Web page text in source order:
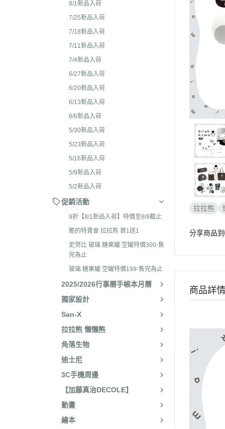
2026年3月 蜜茶熊 幸運
配色/櫻花盛開/san-x小
2025年12月 變裝馬年/
貓/愛漂亮/燙布貼風格
2025年11月 蜂蜜森林聖
羔羊毛/居家好物/SAN-X
2025年10月 等你回家/
宙/壽司職人/禮盒組/寫真
2025年9月 Mister Donut
基礎款/開學雜貨/萬
2025年8月 一番賞/廚房
2025年7月 電玩遊戲
2025年5月 一番賞/花花
2025年3月 雨過天晴/辦
2025年2月 懶妹小惡魔/
2024年12月 療癒小窩/
2024年10月 小確幸日常
人/表情符號/Y2K回顧
絨毛玩偶、吊飾、沙包、
包包、票卡夾、眼鏡盒、
2024年8
2024年7
2024年5月
2024年3
聯名
2023年12
2023年11
2023年11
2023年
理小天才/
2023年9
2023年8
2023年7
2023年4
2023年3
2022年12
2022年11
2022年11
2022年10
2022年10
2022年7
8/1新品入荷
7/25新品入荷
7/18新品入荷
7/11新品入荷
7/4新品入荷
6/27新品入荷
6/20新品入荷
6/13新品入荷
6/6新品入荷
5/30新品入荷
5/23新品入荷
5/16新品入荷
5/9新品入荷
5/2新品入荷
促銷活動
9折【8/1新品入荷】特價至8/9截止
脆的特賣會 拉拉熊 買1送1
史努比 玻璃 糖果罐 空罐特價300-售
完為止
玻璃 糖果罐 空罐特價199-售完為止
2025/2026行事曆手帳本月曆
獨家設計
San-X
拉拉熊 懶懶熊
角落生物
迪士尼
3C手機周邊
【加藤真治DECOLE】
動畫
繪本
拉拉熊
分享商品到
商品詳情